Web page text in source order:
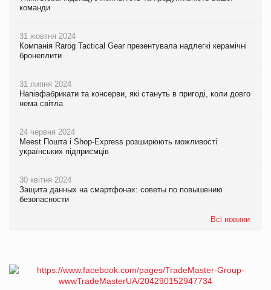
команди
31 жовтня 2024
Компанія Rarog Tactical Gear презентувала надлегкі керамічні
бронеплити
31 липня 2024
Напівфабрикати та консерви, які стануть в пригоді, коли довго
нема світла
24 червня 2024
Meest Пошта і Shop-Express розширюють можливості
українських підприємців
30 квітня 2024
Защита данных на смартфонах: советы по повышению
безопасности
Всі новини